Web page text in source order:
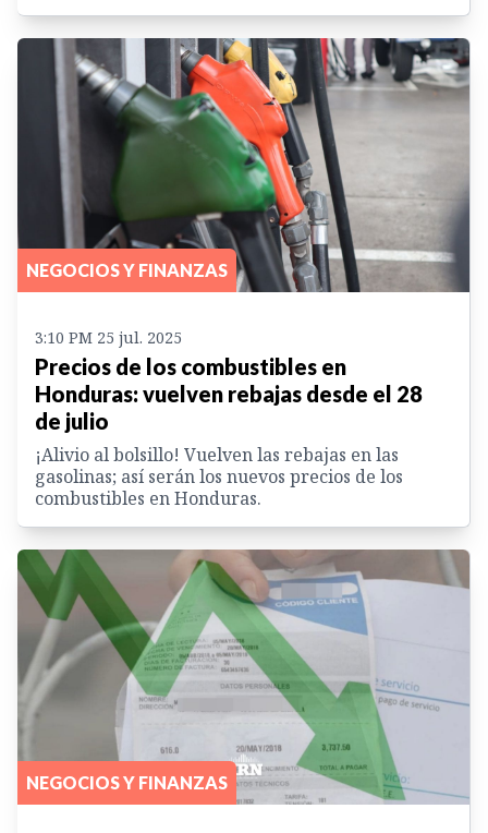
NEGOCIOS Y FINANZAS
3:10 PM 25 jul. 2025
Precios de los combustibles en
Honduras: vuelven rebajas desde el 28
de julio
¡Alivio al bolsillo! Vuelven las rebajas en las
gasolinas; así serán los nuevos precios de los
combustibles en Honduras.
NEGOCIOS Y FINANZAS